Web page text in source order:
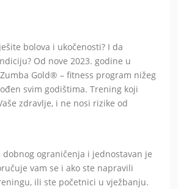
bolova i ukočenosti? I da
Od nove 2023. godine u
Gold® – fitness program nižeg
svim godištima. Trening koji
zdravlje, i ne nosi rizike od
dobnog ograničenja i jednostavan je
vam se i ako ste napravili
ili ste početnici u vježbanju.